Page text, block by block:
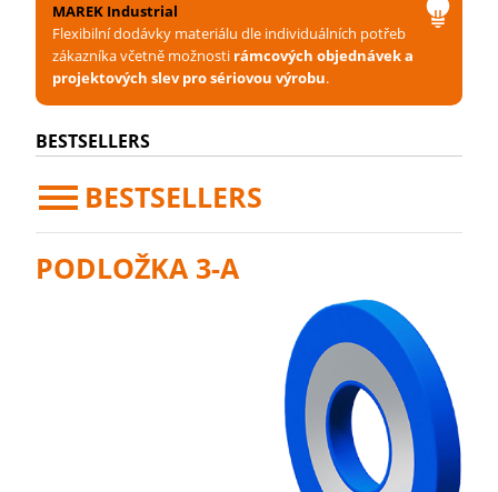
MAREK Industrial
Flexibilní dodávky materiálu dle individuálních potřeb
zákazníka včetně možnosti rámcových objednávek a
projektových slev pro sériovou výrobu.
BESTSELLERS
BESTSELLERS
PODLOŽKA 3-A